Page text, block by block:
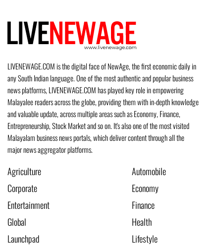
LIVENEWAGE.COM is the digital face of NewAge, the first economic daily in
any South Indian language. One of the most authentic and popular business
news platforms, LIVENEWAGE.COM has played key role in empowering
Malayalee readers across the globe, providing them with in-depth knowledge
and valuable update, across multiple areas such as Economy, Finance,
Entrepreneurship, Stock Market and so on. It's also one of the most visited
Malayalam business news portals, which deliver content through all the
major news aggregator platforms.
Agriculture
Automobile
Corporate
Economy
Entertainment
Finance
Global
Health
Launchpad
Lifestyle